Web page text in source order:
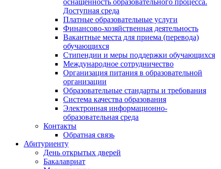
Доступная среда
Платные образовательные услуги
Финансово-хозяйственная деятельность
Вакантные места для приема (перевода)
обучающихся
Стипендии и меры поддержки обучающихся
Международное сотрудничество
Организация питания в образовательной
организации
Образовательные стандарты и требования
Система качества образования
Электронная информационно-
образовательная среда
Контакты
Обратная связь
Абитуриенту
День открытых дверей
Бакалавриат